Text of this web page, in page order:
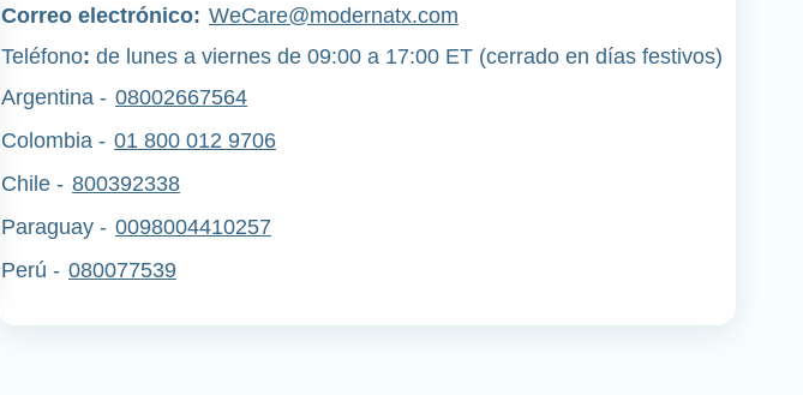
Correo electrónico: WeCare@modernatx.com
Teléfono: de lunes a viernes de 09:00 a 17:00 ET (cerrado en días festivos)
Argentina - 08002667564
Colombia - 01 800 012 9706
Chile - 800392338
Paraguay - 0098004410257
Perú - 080077539